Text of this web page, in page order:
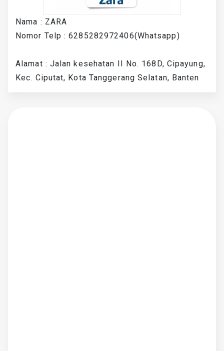
Nama : ZARA
Nomor Telp : 6285282972406(Whatsapp)
Alamat : Jalan kesehatan II No. 168D, Cipayung,
Kec. Ciputat, Kota Tanggerang Selatan, Banten